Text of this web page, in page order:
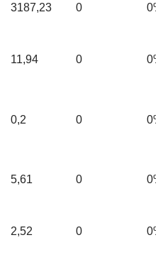
3187,23 0 0%
11,94 0 0%
0,2 0 0%
5,61 0 0%
2,52 0 0%